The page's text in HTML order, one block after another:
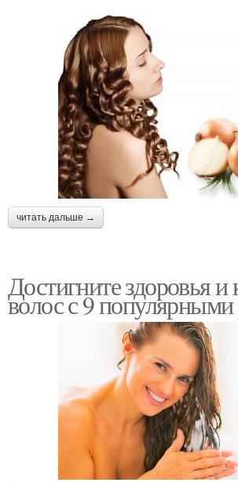
читать дальше →
Достигните здоровья и
волос с 9